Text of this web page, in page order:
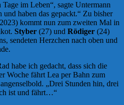
im Leben“, sagte Untermann
haben das gepackt.“ Zu bisher
kommt nun zum zweiten Mal in
Styber (27) und Rödiger (24)
sendeten Herzchen nach oben und
habe ich gedacht, dass sich die
Woche fährt Lea per Bahn zum
„Drei Stunden hin, drei
ist und fährt…“